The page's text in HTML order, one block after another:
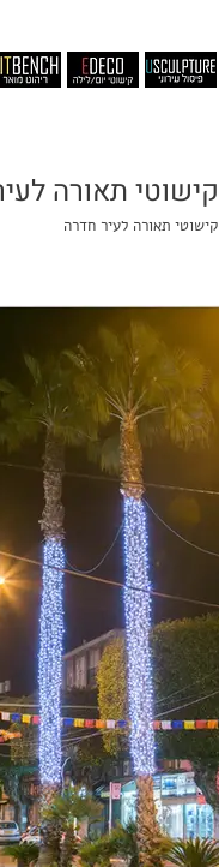
קישוטי תאורה
קישוטי תאורה לעיר חדרה